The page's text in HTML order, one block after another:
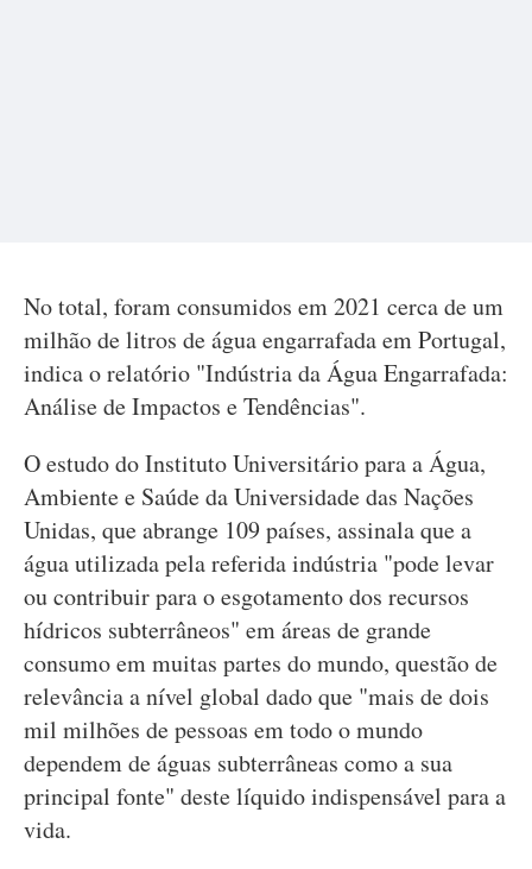
No total, foram consumidos em 2021 cerca de um
milhão de litros de água engarrafada em Portugal,
indica o relatório "Indústria da Água Engarrafada:
Análise de Impactos e Tendências".
O estudo do Instituto Universitário para a Água,
Ambiente e Saúde da Universidade das Nações
Unidas, que abrange 109 países, assinala que a
água utilizada pela referida indústria "pode levar
ou contribuir para o esgotamento dos recursos
hídricos subterrâneos" em áreas de grande
consumo em muitas partes do mundo, questão de
relevância a nível global dado que "mais de dois
mil milhões de pessoas em todo o mundo
dependem de águas subterrâneas como a sua
principal fonte" deste líquido indispensável para a
vida.